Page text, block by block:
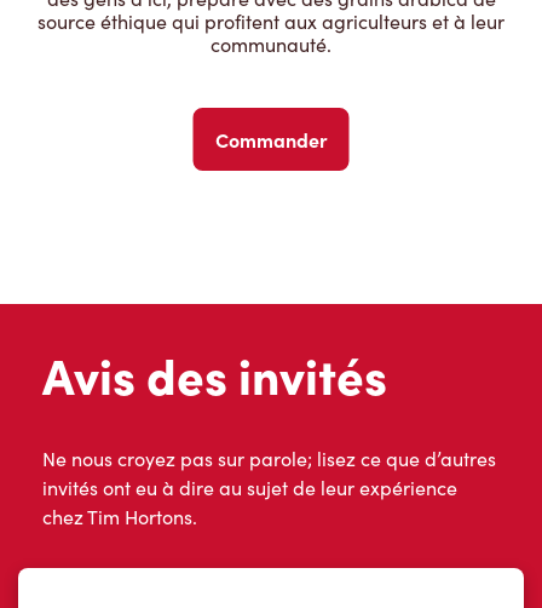
source éthique qui profitent aux agriculteurs et à leur
communauté.
Commander
Avis des invités
Ne nous croyez pas sur parole; lisez ce que d’autres
invités ont eu à dire au sujet de leur expérience
chez Tim Hortons.